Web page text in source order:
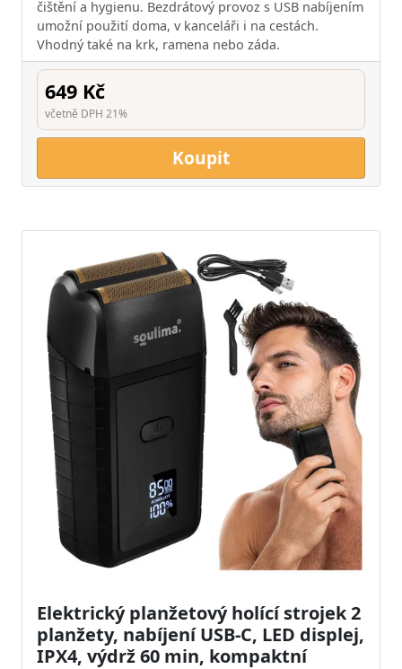
čištění a hygienu. Bezdrátový provoz s USB nabíjením
umožní použití doma, v kanceláři i na cestách.
Vhodný také na krk, ramena nebo záda.
649 Kč
včetně DPH 21%
Koupit
Elektrický planžetový holící strojek 2
planžety, nabíjení USB-C, LED displej,
IPX4, výdrž 60 min, kompaktní